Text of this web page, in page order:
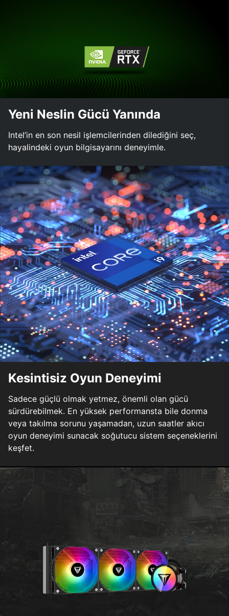
Yeni Neslin Gücü Yanında
Intel’in en son nesil işlemcilerinden dilediğini seç,
hayalindeki oyun bilgisayarını deneyimle.
Kesintisiz Oyun Deneyimi
Sadece güçlü olmak yetmez, önemli olan gücü
sürdürebilmek. En yüksek performansta bile donma
veya takılma sorunu yaşamadan, uzun saatler akıcı
oyun deneyimi sunacak soğutucu sistem seçeneklerini
keşfet.